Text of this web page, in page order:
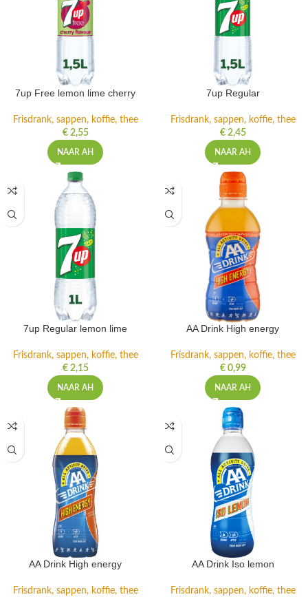
7up Free lemon lime cherry
Frisdrank, sappen, koffie, thee
€2,55
NAAR AH
7up Regular
Frisdrank, sappen, koffie, thee
€2,45
NAAR AH
7up Regular lemon lime
Frisdrank, sappen, koffie, thee
€2,15
NAAR AH
AA Drink High energy
Frisdrank, sappen, koffie, thee
€0,99
NAAR AH
AA Drink High energy
Frisdrank, sappen, koffie, thee
AA Drink Iso lemon
Frisdrank, sappen, koffie, thee